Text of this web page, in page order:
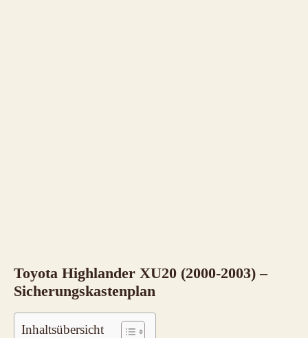
Toyota Highlander XU20 (2000-2003) –
Sicherungskastenplan
Inhaltsübersicht